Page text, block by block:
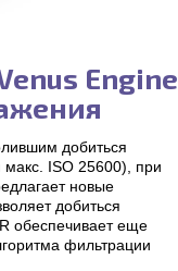
Engine
добиться
макс. ISO 25600), при
новые
добиться
обеспечивает еще
фильтрации